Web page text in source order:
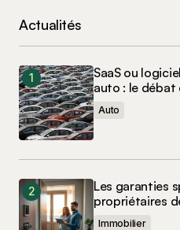
Actualités
SaaS ou
auto : le débat
Auto
Les garanties
propriétaires
Immobilier